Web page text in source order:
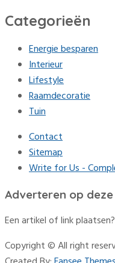
Categorieën
Energie besparen
Interieur
Lifestyle
Raamdecoratie
Tuin
Contact
Sitemap
Write for Us -
Adverteren op deze
Een artikel of link
Copyright © All right